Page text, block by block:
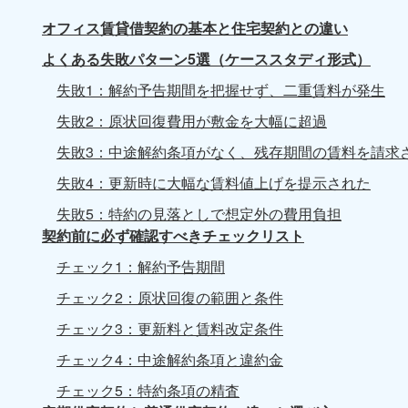
オフィス賃貸借契約の基本と住宅契約との違い
よくある失敗パターン5選（ケーススタディ形式）
失敗1：解約予告期間を把握せず、二重賃料が発生
失敗2：原状回復費用が敷金を大幅に超過
失敗3：中途解約条項がなく、残存期間の賃料を請求
失敗4：更新時に大幅な賃料値上げを提示された
失敗5：特約の見落としで想定外の費用負担
契約前に必ず確認すべきチェックリスト
チェック1：解約予告期間
チェック2：原状回復の範囲と条件
チェック3：更新料と賃料改定条件
チェック4：中途解約条項と違約金
チェック5：特約条項の精査